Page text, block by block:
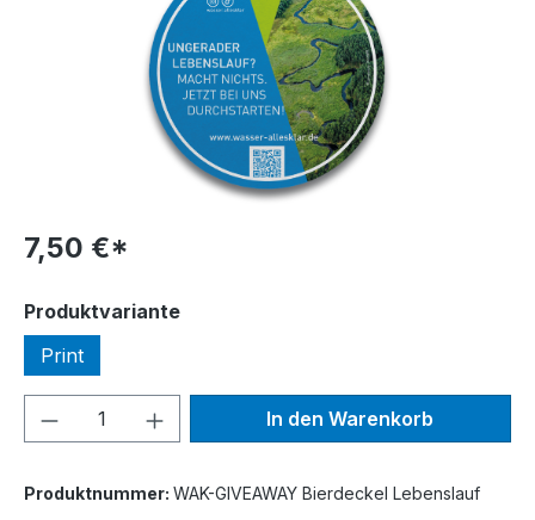
7,50 €*
Produktvarianteauswählen
Print
Produkt Anzahl: Gib denIn den Warenkorb
Produktnummer: WAK-GIVEAWAY Bierdeckel Lebenslauf